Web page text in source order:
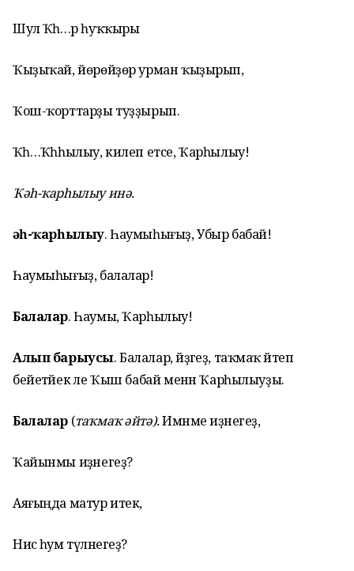
Шул Ҡәһ…әр һуҡҡыры
Ҡыҙыҡай, йөрөйҙөр урман ҡыҙырып,
Ҡош-ҡорттарҙы туҙҙырып.
Ҡәһ…Ҡәһһылыу, килеп етсе, Ҡарһылыу!
Ҡәһ-ҡарһылыу инә.
Ҡәһ-ҡарһылыу. Һаумыһығыҙ, Убыр бабай!
Һаумыһығыҙ, балалар!
Балалар. Һаумы, Ҡарһылыу!
Алып барыусы. Балалар, әйҙәгеҙ, таҡмаҡ әйтеп
бейетәйек әле Ҡыш бабай менән Ҡарһылыуҙы.
Балалар (таҡмаҡ әйтә).Имәнме иҙәнегеҙ,
Ҡайынмы иҙәнегеҙ?
Аяғыңда матур итек,
Нисә һум түләнегеҙ?